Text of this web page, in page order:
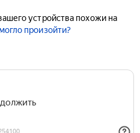
устройства похожи на
произойти?